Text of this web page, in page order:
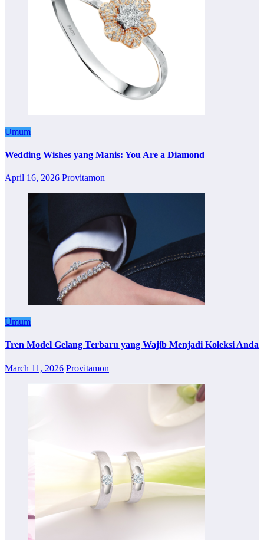
Umum
Wedding Wishes yang Manis: You Are a Diamond
April 16, 2026 Provitamon
Umum
Tren Model Gelang Terbaru yang Wajib Menjadi Koleksi Anda
March 11, 2026 Provitamon